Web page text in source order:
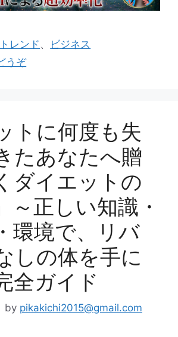
レンド 、
ビジネス
うぞ
トに何度も失
たあなたへ贈
ダイエットの
～正しい知識・
環境で、リバ
しの体を手に
全ガイド
by pikakichi2015@gmail.com